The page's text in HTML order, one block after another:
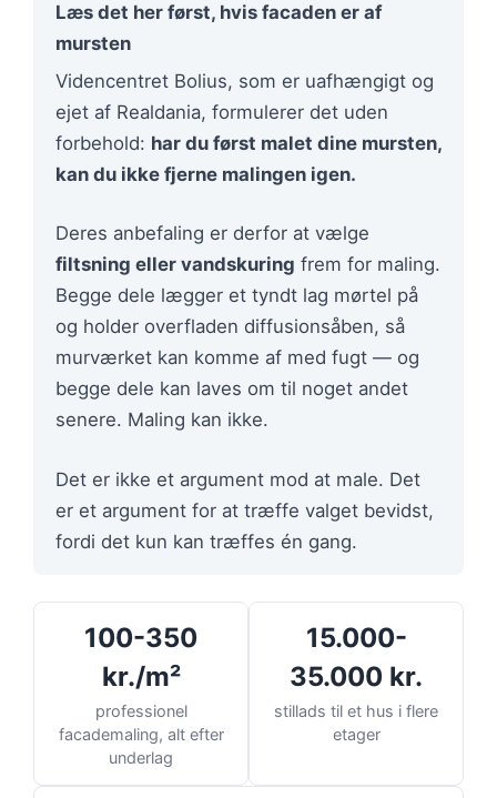
Læs det her først, hvis facaden er af
mursten
Videncentret Bolius, som er uafhængigt og
ejet af Realdania, formulerer det uden
forbehold: har du først malet dine mursten,
kan du ikke fjerne malingen igen.
Deres anbefaling er derfor at vælge
filtsning eller vandskuring frem for maling.
Begge dele lægger et tyndt lag mørtel på
og holder overfladen diffusionsåben, så
murværket kan komme af med fugt — og
begge dele kan laves om til noget andet
senere. Maling kan ikke.
Det er ikke et argument mod at male. Det
er et argument for at træffe valget bevidst,
fordi det kun kan træffes én gang.
100-350
kr./m²
professionel
facademaling, alt efter
underlag
15.000-
35.000 kr.
stillads til et hus i flere
etager